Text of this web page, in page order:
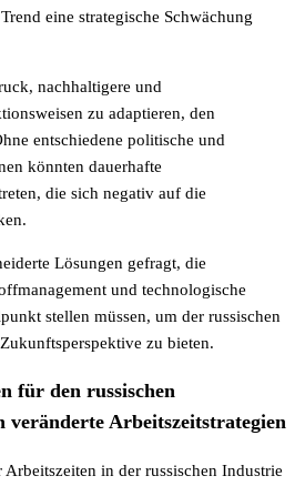
eine strategische Schwächung
nachhaltigere und
zu adaptieren, den
entschiedene politische und
könnten dauerhafte
die sich negativ auf die
Lösungen gefragt, die
und technologische
stellen müssen, um der russischen
zu bieten.
für den russischen
Arbeitszeitstrategien
in der russischen Industrie